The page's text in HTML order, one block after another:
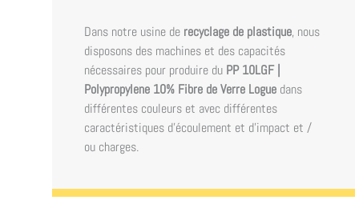
Dans notre usine de recyclage de plastique, nous
disposons des machines et des capacités
nécessaires pour produire du PP 10LGF |
Polypropylene 10% Fibre de Verre Logue dans
différentes couleurs et avec différentes
caractéristiques d'écoulement et d'impact et /
ou charges.